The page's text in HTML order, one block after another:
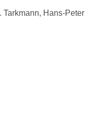
Hans-Peter